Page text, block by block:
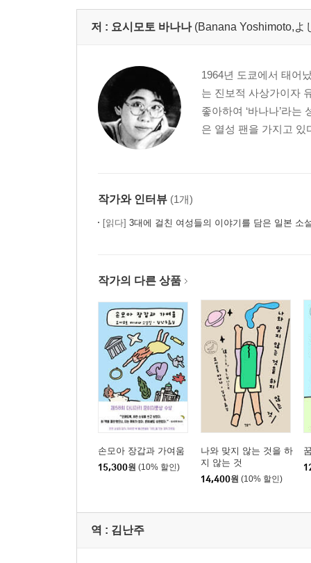
저 : 요시모토 바나나 (Banana Yoshimoto,よ
1964년 도쿄에서 태어
는 진보적 사상가이자
좋아하여 ‘바나나’라
은 열성 팬을 가지고 있
작가와 인터뷰 (1개)
[읽다] 3대에 걸친 여성들의 이야기를 담은 일본 소
작가의 다른 상품
손모아 장갑과 가여움
15,300원 (10% 할인)
나와 맞지 않는 것을 하
지 않는 것
14,400원 (10% 할인)
역 : 김난주